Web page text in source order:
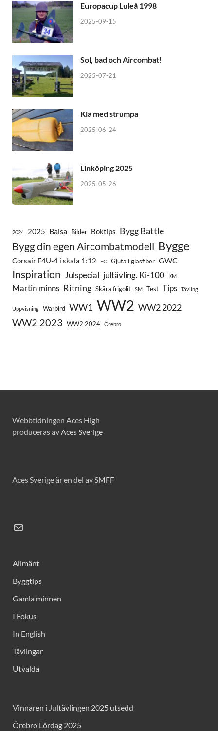
Europacup Luleå 1998
2025-09-15
Sol, bad och Aircombat!
2025-07-21
Klä med strumpa
2025-06-24
Linköping 2025
2025-05-26
2024 2025 Balsa Bilder Boktips Bygg Battle
Bygg din egen Aircombatmodell Bygge
Corsair F4U-4 i skala 1:12 EC Gjuta i glasfiber GWC
Inspiration Julspecial jultävling. Ki-100 KM
Martin minns Ritning Skära frigolit SM Test Tips Tävling
Uppvisning Warbird WW1 WW2 WW2 2022
WW2 2023 WW2 2024 Örebro
Webbtidningen Aces High
produceras avAces Sverige
Aces Sverige är en del avSMFF
Allmänt
Byggtips
Gamla minnen
I Fokus
In English
Tävlingar
Utvalda
Vinnaren i Jultävlingen 2025 utsedd
Örebro Lördag 2025